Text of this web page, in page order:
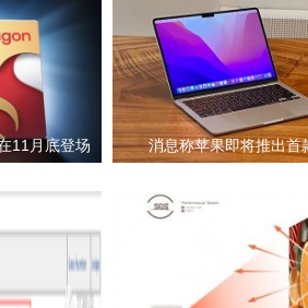
11月底登场 消息称苹果即将推出首